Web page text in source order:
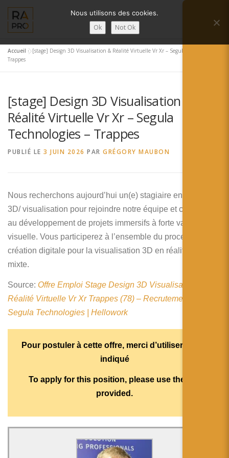
contenu
Menu
LA RÉALITÉ AUGMENTÉE ?
SERVICES RA’PRO ACTUALITÉ DE LA RA
CONTACTS FRANÇAIS
Deutsch
日本語
Accueil »[stage] Design 3D Visualisation & Réalité Virtuelle Vr Xr – Segula Technologies –
Trappes
[stage] Design 3D Visualisation &
Réalité Virtuelle Vr Xr – Segula
Technologies – Trappes
PUBLIÉ LE 3 JUIN 2026 PAR GRÉGORY MAUBON
Nous recherchons aujourd’hui un(e) stagiaire en design
3D/ visualisation pour rejoindre notre équipe et contribuer
au développement de projets immersifs à forte valeur
visuelle. Vous participerez à l’ensemble du processus de
création digitale pour la visualisation 3D en réalité virtuelle
mixte.
Source: Offre Emploi Stage Design 3D Visualisation &
Réalité Virtuelle Vr Xr Trappes (78) – Recrutement par
Segula Technologies | Hellowork
Pour postuler à cette offre, merci d’utiliser le lien
indiqué
To apply for this position, please use the link
provided.
Nous utilisons des cookies.
Ok Not Ok